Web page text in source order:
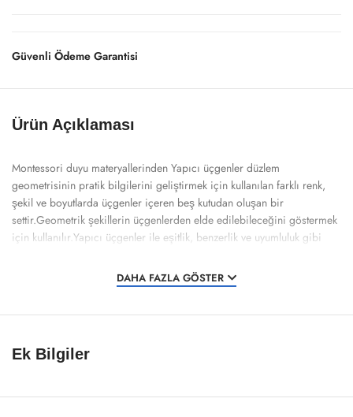
Güvenli Ödeme Garantisi
Ürün Açıklaması
Montessori duyu materyallerinden Yapıcı üçgenler düzlem
geometrisinin pratik bilgilerini geliştirmek için kullanılan farklı renk,
şekil ve boyutlarda üçgenler içeren beş kutudan oluşan bir
settir.Geometrik şekillerin üçgenlerden elde edilebileceğini göstermek
için kullanılır.Yapıcı üçgenler ile eşitlik, benzerlik ve uyumluluk gibi
DAHA FAZLA GÖSTER
Ek Bilgiler